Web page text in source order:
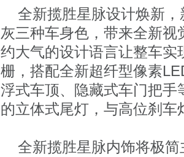
全新揽胜星脉设计焕新
灰三种车身色，带来全新
约大气的设计语言让整车
栅，搭配全新超纤型像素
浮式车顶、隐藏式车门把
的立体式尾灯，与高位刹
全新揽胜星脉内饰将极